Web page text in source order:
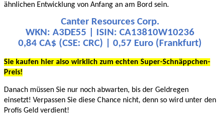
ähnlichen Entwicklung von Anfang an am Bord sein.
Canter Resources Corp.
WKN: A3DE55 | ISIN: CA13810W10236
0,84 CA$ (CSE: CRC) | 0,57 Euro (Frankfurt)
Sie kaufen hier also wirklich zum echten Super-Schnäppchen-
Preis!
Danach müssen Sie nur noch abwarten, bis der Geldregen
einsetzt! Verpassen Sie diese Chance nicht, denn so wird unter den
Profis Geld verdient!